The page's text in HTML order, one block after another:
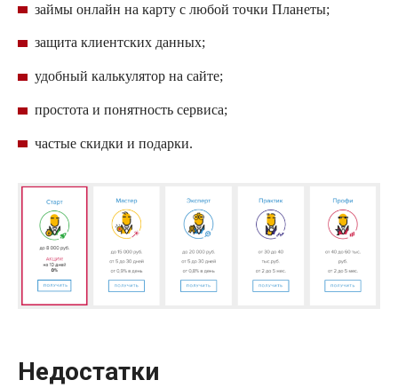
займы онлайн на карту с любой точки Планеты;
защита клиентских данных;
удобный калькулятор на сайте;
простота и понятность сервиса;
частые скидки и подарки.
Недостатки